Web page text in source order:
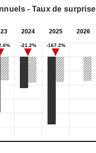
- Taux de surprise